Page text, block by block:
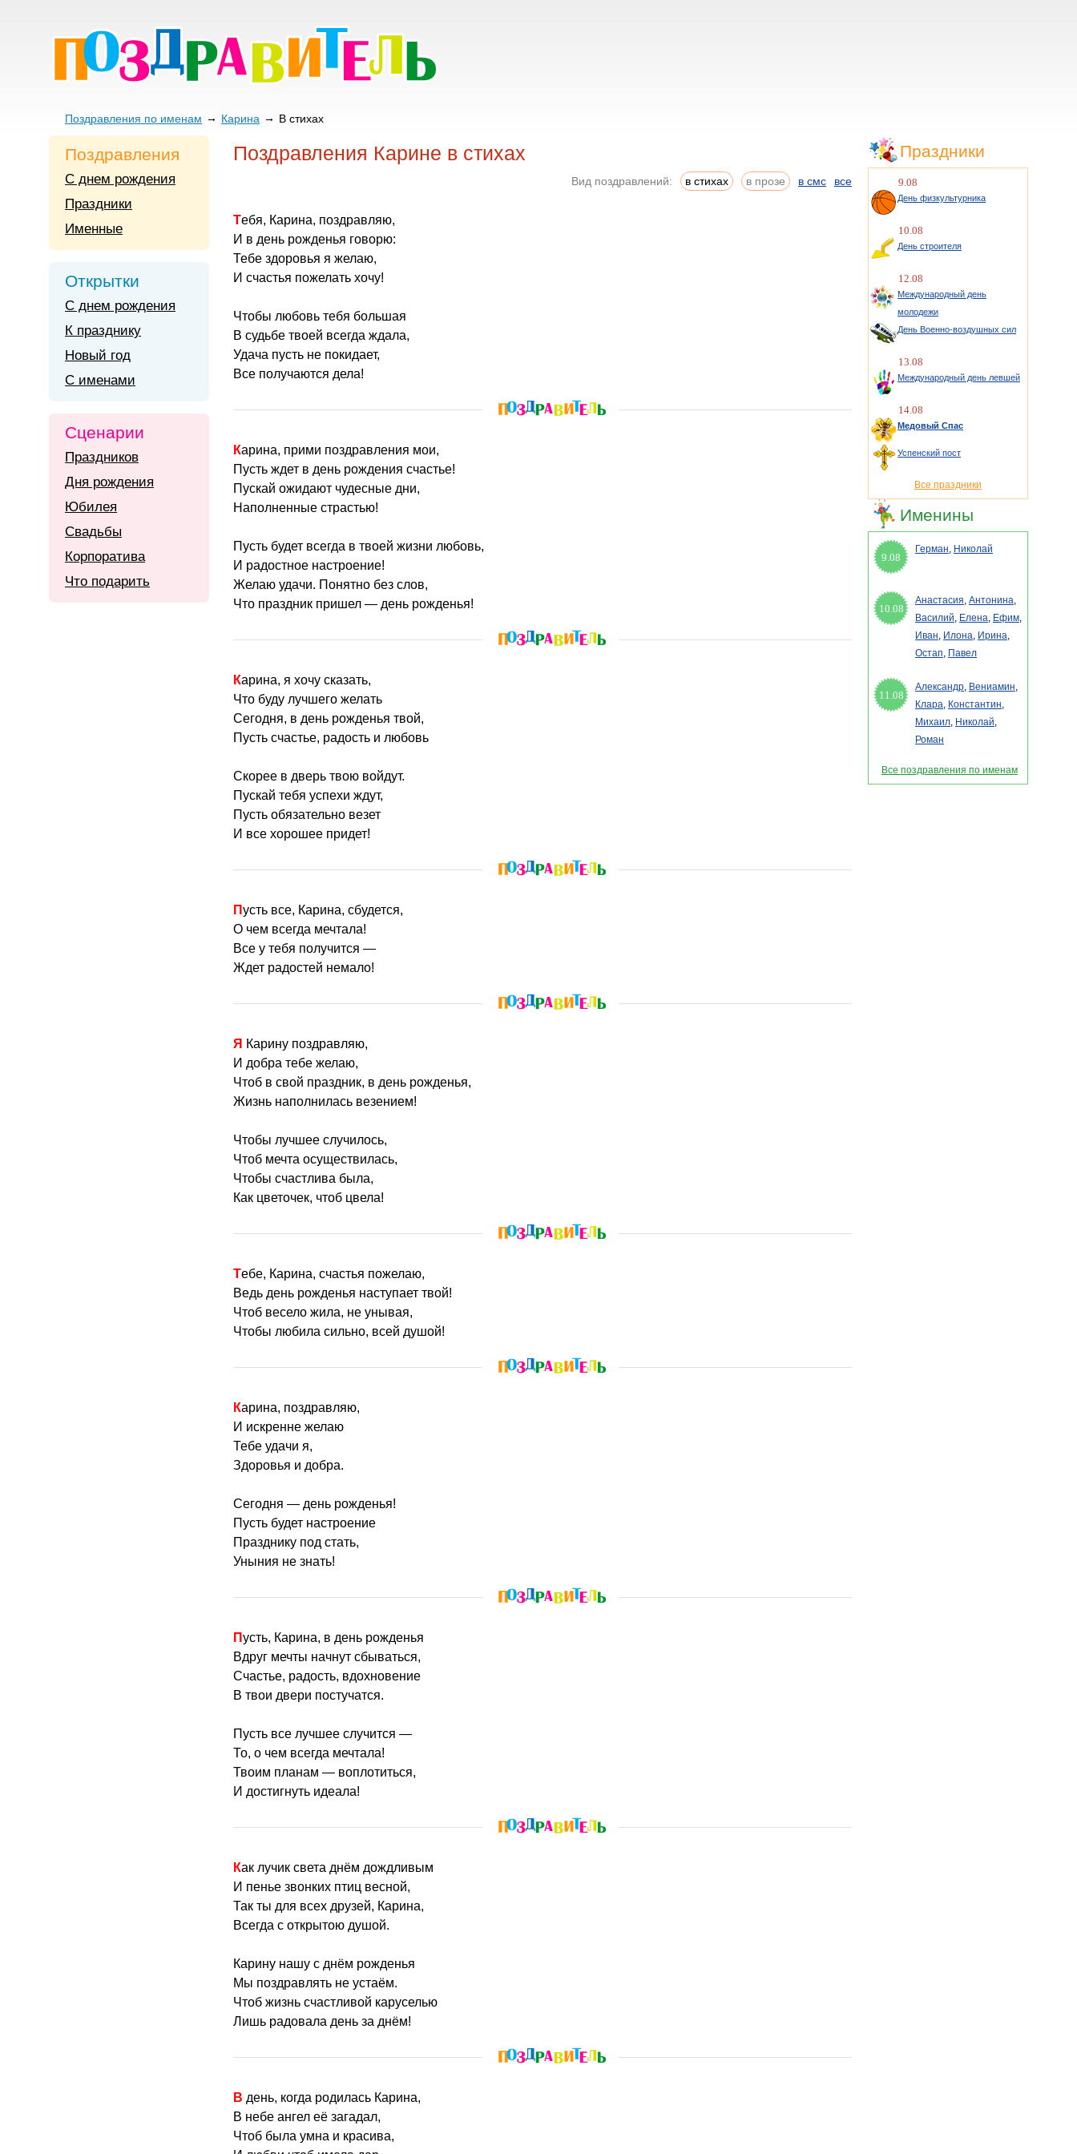
Поздравления по именам Карина В стихах
Поздравления Карине в стихах
Вид поздравлений: в стихах в прозе в смс все
Тебя, Карина, поздравляю,
И в день рожденья говорю:
Тебе здоровья я желаю,
И счастья пожелать хочу!
Чтобы любовь тебя большая
В судьбе твоей всегда ждала,
Удача пусть не покидает,
Все получаются дела!
Карина, прими поздравления мои,
Пусть ждет в день рождения счастье!
Пускай ожидают чудесные дни,
Наполненные страстью!
Пусть будет всегда в твоей жизни любовь,
И радостное настроение!
Желаю удачи. Понятно без слов,
Что праздник пришел — день рожденья!
Карина, я хочу сказать,
Что буду лучшего желать
Сегодня, в день рожденья твой,
Пусть счастье, радость и любовь
Скорее в дверь твою войдут.
Пускай тебя успехи ждут,
Пусть обязательно везет
И все хорошее придет!
Пусть все, Карина, сбудется,
О чем всегда мечтала!
Все у тебя получится —
Ждет радостей немало!
Я Карину поздравляю,
И добра тебе желаю,
Чтоб в свой праздник, в день рожденья,
Жизнь наполнилась везением!
Чтобы лучшее случилось,
Чтоб мечта осуществилась,
Чтобы счастлива была,
Как цветочек, чтоб цвела!
Тебе, Карина, счастья пожелаю,
Ведь день рожденья наступает твой!
Чтоб весело жила, не унывая,
Чтобы любила сильно, всей душой!
Карина, поздравляю,
И искренне желаю
Тебе удачи я,
Здоровья и добра.
Сегодня — день рожденья!
Пусть будет настроение
Празднику под стать,
Уныния не знать!
Пусть, Карина, в день рожденья
Вдруг мечты начнут сбываться,
Счастье, радость, вдохновение
В твои двери постучатся.
Пусть все лучшее случится —
То, о чем всегда мечтала!
Твоим планам — воплотиться,
И достигнуть идеала!
Как лучик света днём дождливым
И пенье звонких птиц весной,
Так ты для всех друзей, Карина,
Всегда с открытою душой.
Карину нашу с днём рожденья
Мы поздравлять не устаём.
Чтоб жизнь счастливой каруселью
Лишь радовала день за днём!
В день, когда родилась Карина,
В небе ангел её загадал,
Чтоб была умна и красива,
Поздравления
С днем рождения
Праздники
Именные
Открытки
С днем рождения
К празднику
Новый год
С именами
Сценарии
Праздников
Дня рождения
Юбилея
Свадьбы
Корпоратива
Что подарить
Праздники
9.08
День физкультурника
10.08
День строителя
12.08
Международный день
молодежи
День Военно-воздушных сил
13.08
Международный день левшей
14.08
Медовый Спас
Успенский пост
Все праздники
Именины
9.08
Герман, Николай
10.08
Анастасия, Антонина,
Василий, Елена, Ефим,
Иван, Илона, Ирина,
Остап, Павел
11.08
Александр, Вениамин,
Клара, Константин,
Михаил, Николай,
Роман
Все поздравления по именам